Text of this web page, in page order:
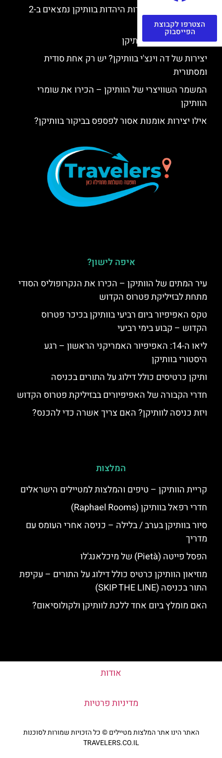
כתב יד ותיקן – אוצרות היהדות בוותיקן נמצאים ב-2
כתבי יד עתיקים
יצירות של רפאל בוותיקן
יצירות של דה וינצ'י בוותיקן? יש רק אחת סודית
ומסתורית
המשמר השוויצרי של הוותיקן – הכירו את שומרי
הוותיקן
אילו יצירות אומנות אסור לפספס בביקור בוותיקן?
איפה לישון?
עיר המתים של הוותיקן – הכירו את הנקרופוליס הסודי
מתחת לבזיליקת פטרוס הקדוש
טקס האפיפיור ביום רביעי בוותיקן בכיכר פטרוס
הקדוש – קבוע בימי רביעי
ליאו ה-14: האפיפיור האמריקני הראשון – רגע
היסטורי בוותיקן
ותיקן כרטיסים כולל דילוג על התורים בכניסה
חדרי הקבורה של האפיפיורים בבזיליקת פטרוס הקדוש
ויזת כניסה לוותיקן? האם צריך אשרה כדי להכנס?
המלצות
קריית הוותיקן – טיפים והמלצות למטיילים הישראלים
חדרי רפאל בוותיקן (Raphael Rooms)
סיור בוותיקן בערב / בלילה – כניסה אחרי העומס עם
מדריך
הפסל פייטה (Pietà) של מיכלאנג'לו
מוזיאון הוותיקן כרטיס כולל דילוג על התורים – עקיפת
התור בכניסה (SKIP THE LINE)
האם מומלץ ביום אחד ללכת לוותיקן ולקולוסיאום?
אודות
מדיניות פרטיות
האתר הינו אתר המלצות מטיילים © כל הזכויות שמורות לסוכנות
TRAVELERS.CO.IL
הצטרפו לקבוצת
הפייסבוק